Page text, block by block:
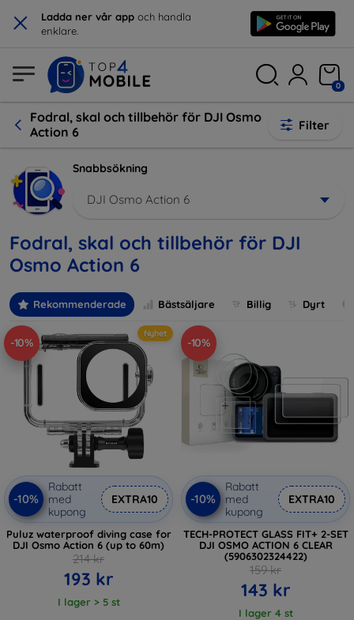
× Ladda ner vår app och handla
enklare.
0
Fodral, skal och tillbehör för DJI Osmo
Action 6
Filter
Snabbsökning
DJI Osmo Action 6
Fodral, skal och tillbehör för DJI
Osmo Action 6
Rekommenderade Bästsäljare Billig Dyrt
-10%
Nyhet
-10%
Rabatt
med
kupong
EXTRA10
Puluz waterproof diving case for
DJI Osmo Action 6 (up to 60m)
214 kr
193 kr
I lager > 5 st
-10%
-10%
Rabatt
med
kupong
EXTRA10
TECH-PROTECT GLASS FIT+ 2-SET
DJI OSMO ACTION 6 CLEAR
(5906302324422)
159 kr
143 kr
I lager 4 st